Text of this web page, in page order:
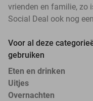
vrienden en familie, zo
Social Deal ook nog
Voor al deze
gebruiken
Eten en drinken
Uitjes
Overnachten